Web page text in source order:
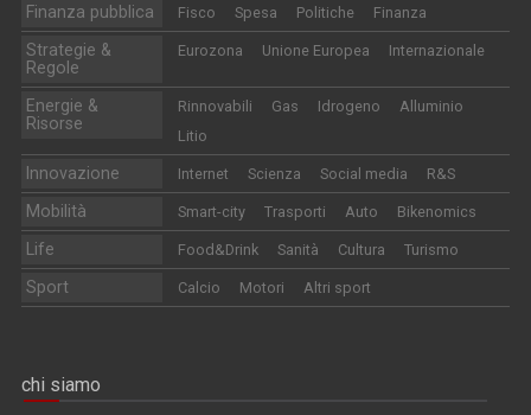
Finanza pubblica Fisco Spesa Politiche Finanza
Strategie &
Regole
Eurozona Unione Europea Internazionale
Energie &
Risorse
Rinnovabili Gas Idrogeno
Alluminio
Litio
Innovazione Internet Scienza Social media R&S
Mobilità Smart-city Trasporti Auto Bikenomics
Life Food&Drink Sanità Cultura Turismo
Sport Calcio Motori Altri sport
chi siamo